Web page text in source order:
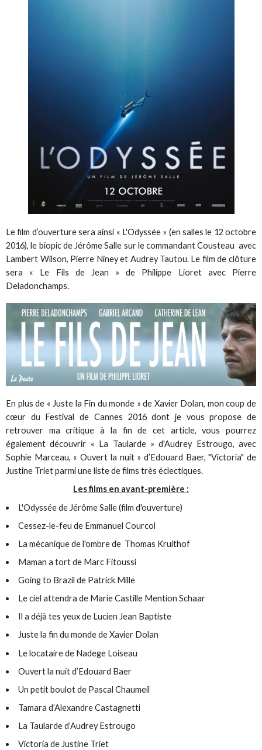
Le film d’ouverture sera ainsi « L'Odyssée » (en salles le 12 octobre
2016), le biopic de Jérôme Salle sur le commandant Cousteau avec
Lambert Wilson, Pierre Niney et Audrey Tautou. Le film de clôture
sera « Le Fils de Jean » de Philippe Lioret avec Pierre
Deladonchamps.
En plus de « Juste la Fin du monde » de Xavier Dolan, mon coup de
cœur du Festival de Cannes 2016 dont je vous propose de
retrouver ma critique à la fin de cet article, vous pourrez
également découvrir « La Taularde » d'Audrey Estrougo, avec
Sophie Marceau, « Ouvert la nuit » d’Edouard Baer, "Victoria" de
Justine Triet parmi une liste de films très éclectiques.
Les films en avant-première :
L'Odyssée de Jérôme Salle (film d'ouverture)
Cessez-le-feu de Emmanuel Courcol
La mécanique de l'ombre de Thomas Kruithof
Maman a tort de Marc Fitoussi
Going to Brazil de Patrick Mille
Le ciel attendra de Marie Castille Mention Schaar
Il a déjà tes yeux de Lucien Jean Baptiste
Juste la fin du monde de Xavier Dolan
Le locataire de Nadege Loiseau
Ouvert la nuit d’Edouard Baer
Un petit boulot de Pascal Chaumeil
Tamara d’Alexandre Castagnetti
La Taularde d’Audrey Estrougo
Victoria de Justine Triet